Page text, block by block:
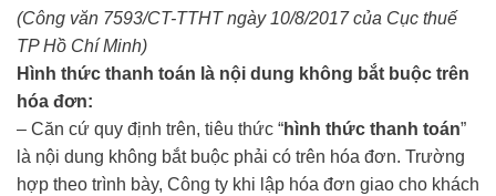
(Công văn 7593/CT-TTHT ngày 10/8/2017 của Cục thuế
TP Hồ Chí Minh)
Hình thức thanh toán là nội dung không bắt buộc trên
hóa đơn:
– Căn cứ quy định trên, tiêu thức “hình thức thanh toán”
là nội dung không bắt buộc phải có trên hóa đơn. Trường
hợp theo trình bày, Công ty khi lập hóa đơn giao cho khách